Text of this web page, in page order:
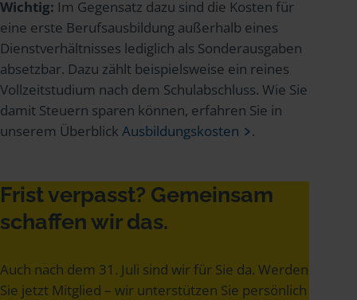
Wichtig: Im Gegensatz dazu sind die Kosten für
eine erste Berufsausbildung außerhalb eines
Dienstverhältnisses lediglich als Sonderausgaben
absetzbar. Dazu zählt beispielsweise ein reines
Vollzeitstudium nach dem Schulabschluss. Wie Sie
damit Steuern sparen können, erfahren Sie in
unserem Überblick Ausbildungskosten .
Frist verpasst? Gemeinsam
schaffen wir das.
Auch nach dem 31. Juli sind wir für Sie da. Werden
Sie jetzt Mitglied – wir unterstützen Sie persönlich